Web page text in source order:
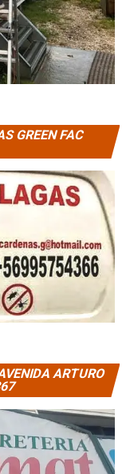
GREEN FAC
ARTURO